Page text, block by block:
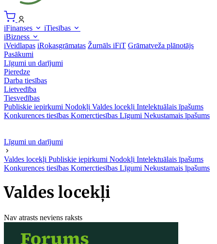
iFinanses
iTiesības
iBizness
iVeidlapas iRokasgrāmatas Žurnāls iFiT Grāmatveža plānotājs
Pasākumi
Līgumi un darījumi
Pieredze
Darba tiesības
Lietvedība
Tiesvedības
Publiskie iepirkumi Nodokļi Valdes locekļi Intelektuālais īpašums
Konkurences tiesības Komerctiesības Līgumi Nekustamais īpašums
Līgumi un darījumi
Valdes locekļi Publiskie iepirkumi Nodokļi Intelektuālais īpašums
Konkurences tiesības Komerctiesības Līgumi Nekustamais īpašums
Valdes locekļi
Nav atrasts neviens raksts